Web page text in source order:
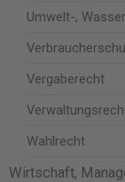
Umwelt-,
Vergaberecht
Wahlrecht
Wirtschaft,